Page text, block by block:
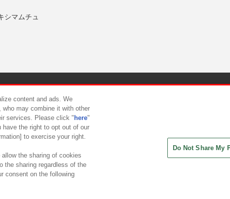
シマムチュ
タマーハラスメント対応方針
content and ads. We
may combine it with other
services. Please click " here"
have the right to opt out of our
to exercise your right.
the sharing of cookies
the sharing regardless of the
consent on the following
Do Not Share My